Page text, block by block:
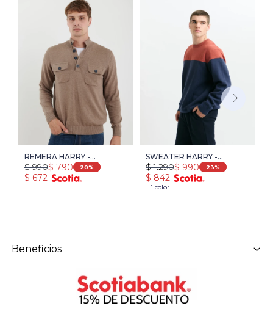
REMERA HARRY -
TOSTADO
$ 790
$ 990 20
$ 672
SWEATER HARRY -
NARANJA/AZUL PIEDRA
+ 1 color
$ 990
$ 1.290 23
$ 842
Beneficios